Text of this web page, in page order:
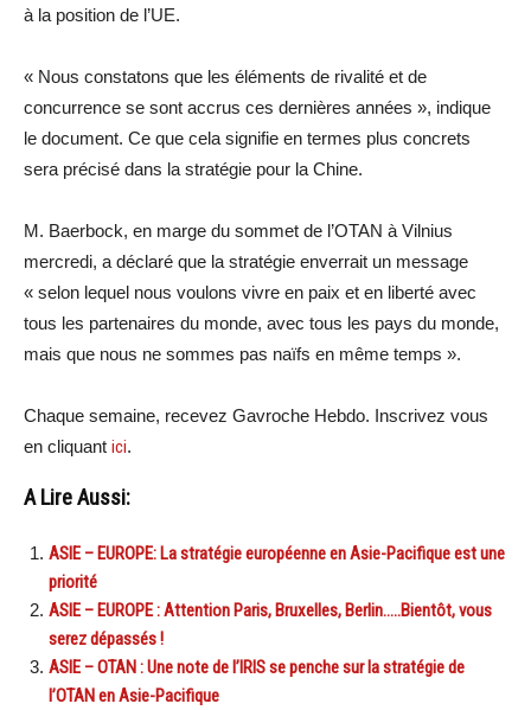
à la position de l’UE.
« Nous constatons que les éléments de rivalité et de
concurrence se sont accrus ces dernières années », indique
le document. Ce que cela signifie en termes plus concrets
sera précisé dans la stratégie pour la Chine.
M. Baerbock, en marge du sommet de l’OTAN à Vilnius
mercredi, a déclaré que la stratégie enverrait un message
« selon lequel nous voulons vivre en paix et en liberté avec
tous les partenaires du monde, avec tous les pays du monde,
mais que nous ne sommes pas naïfs en même temps ».
Chaque semaine, recevez Gavroche Hebdo. Inscrivez vous
en cliquant ici.
A Lire Aussi:
ASIE – EUROPE: La stratégie européenne en Asie-Pacifique est une
priorité
ASIE – EUROPE : Attention Paris, Bruxelles, Berlin…..Bientôt, vous
serez dépassés !
ASIE – OTAN : Une note de l’IRIS se penche sur la stratégie de
l’OTAN en Asie-Pacifique